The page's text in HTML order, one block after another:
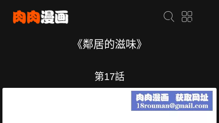
《鄰居的滋味》
第17話